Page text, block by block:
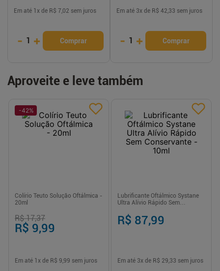
Em até 1 x de R$ 7,02 sem juros
- 1 + Comprar
Em até 3x de R$ 42,33 sem juros
- 1 + Comprar
Aproveite e leve também
-42%
Colírio Teuto Solução Oftálmica -
20ml
R$ 17,37
R$ 9,99
Em até 1 x de R$ 9,99 sem juros
Lubrificante Oftálmico Systane
Ultra Alívio Rápido Sem
R$ 87,99
Em até 3x de R$ 29,33 sem juros